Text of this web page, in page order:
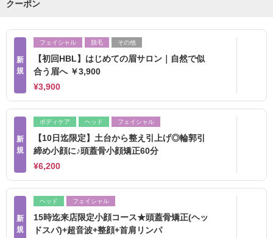
クーポン
新
規
フェイシャル 脱毛 その他
【初回HBL】はじめての眉サロン｜自然で似
合う眉へ ￥3,900
¥3,900
新
規
ボディケア ヘッド フェイシャル
【10日迄限定】土台から整え引上げ◎輪郭引
締め小顔に♪頭蓋骨小顔矯正60分
¥6,200
新
規
ヘッド フェイシャル
15時迄来店限定小顔コース★頭蓋骨矯正(ヘッ
ドスパ)+超音波+整顔+首肩リンパ